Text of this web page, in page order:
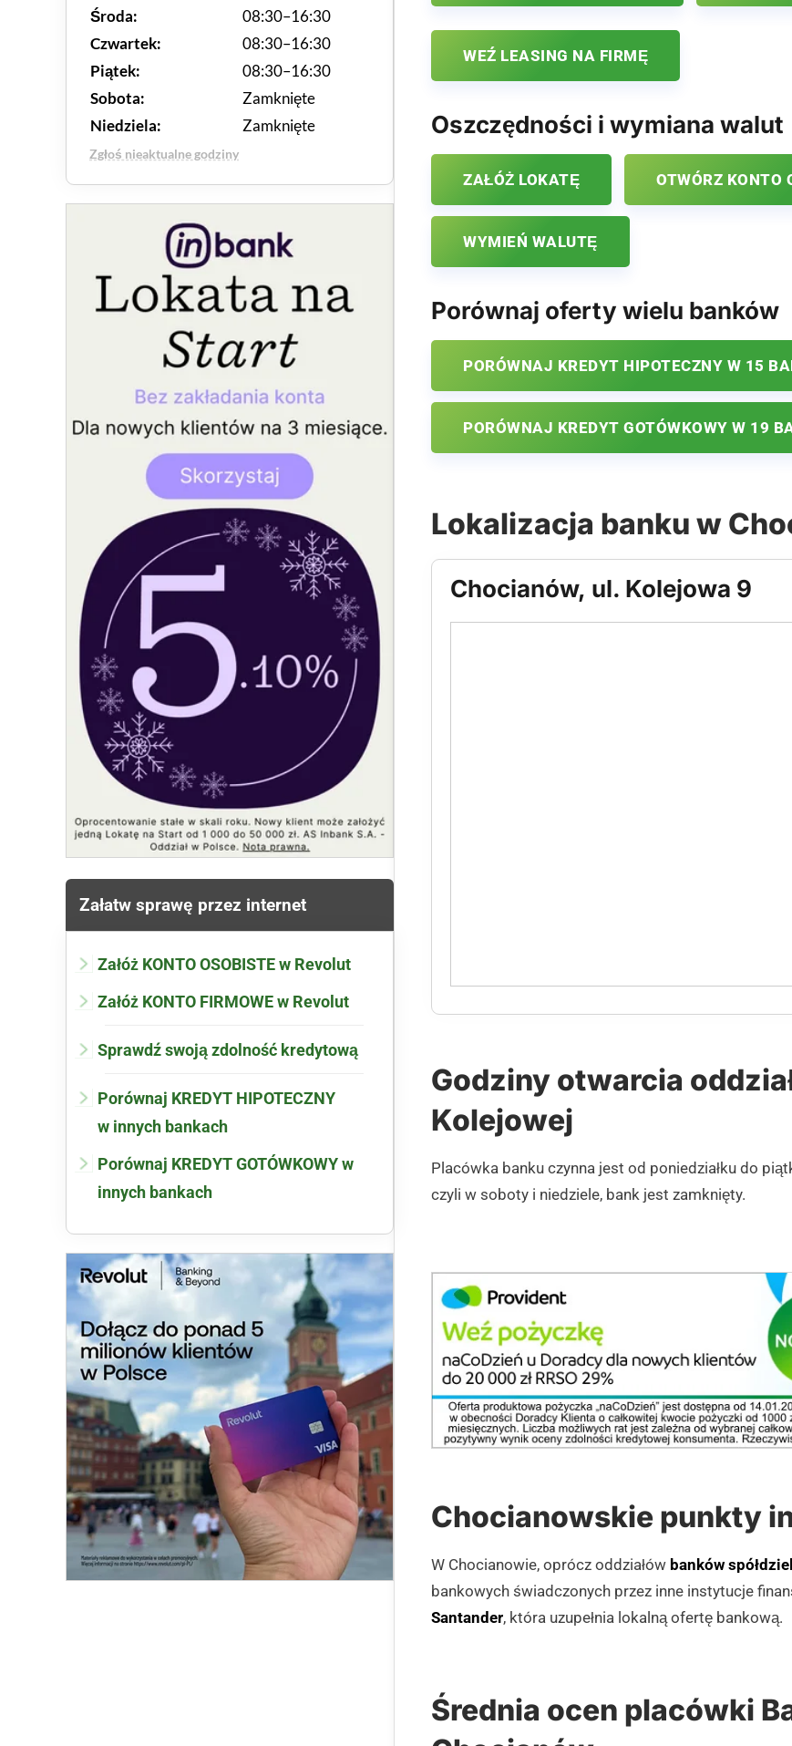
Środa:
08:30–16:30
Czwartek:
08:30–16:30
Piątek:
08:30–16:30
Sobota:
Zamknięte
Niedziela:
Zamknięte
Zgłoś nieaktualne godziny
Załatw sprawę przez internet
Załóż KONTO OSOBISTE w Revolut
Załóż KONTO FIRMOWE w Revolut
Sprawdź swoją zdolność kredytową
Porównaj KREDYT HIPOTECZNY
w innych bankach
Porównaj KREDYT GOTÓWKOWY w
innych bankach
WEŹ LEASING NA FIRMĘ
Oszczędności i wymiana walut
ZAŁÓŻ LOKATĘ OTWÓRZ KONTO
WYMIEŃ WALUTĘ
Porównaj oferty wielu banków
PORÓWNAJ KREDYT HIPOTECZNY W 15
PORÓWNAJ KREDYT GOTÓWKOWY W 19
Lokalizacja banku w
Chocianów, ul. Kolejowa 9
Godziny otwarcia
Kolejowej
Placówka banku czynna jest od poniedziałku do
czyli w soboty i niedziele, bank jest zamknięty.
Chocianowskie punkty
W Chocianowie, oprócz oddziałów banków
bankowych świadczonych przez inne instytucje
Santander, która uzupełnia lokalną ofertę bankową.
Średnia ocen placówki